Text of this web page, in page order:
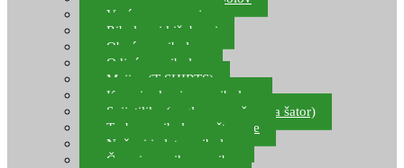
Vreće za spavanje
Ribolovni kišobrani
Obuća za ribolov
Odjeća za ribolov
Majice (T-SHIRTS)
Kape i rukavice za ribolov
Svijetiljke (naglavne, ručne, za šator)
Torbe za ribolovne štapove
Noževi i alat za ribolov
Čamci za prihranu ribe